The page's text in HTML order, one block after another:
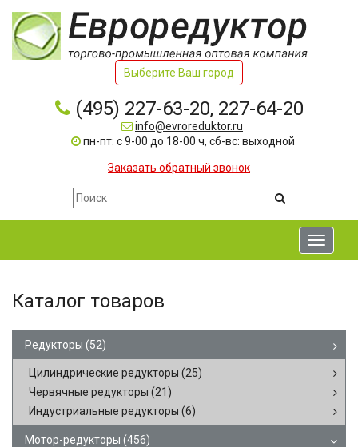
Выберите Ваш город
(495) 227-63-20, 227-64-20
info@evroreduktor.ru
пн-пт: с 9-00 до 18-00 ч, сб-вс: выходной
Заказать обратный звонок
Toggle
Каталог товаров
Редукторы (52)
Цилиндрические редукторы (25)
Червячные редукторы (21)
Индустриальные редукторы (6)
Мотор-редукторы (456)